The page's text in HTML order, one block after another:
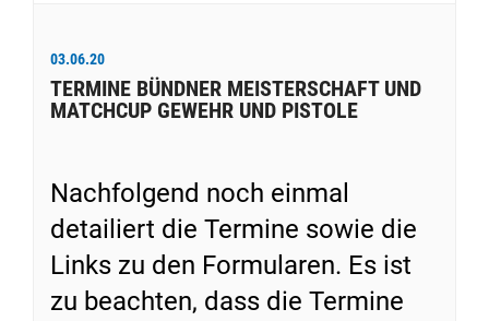
03.06.20
TERMINE BÜNDNER MEISTERSCHAFT UND
MATCHCUP GEWEHR UND PISTOLE
Nachfolgend noch einmal
detailiert die Termine sowie die
Links zu den Formularen. Es ist
zu beachten, dass die Termine